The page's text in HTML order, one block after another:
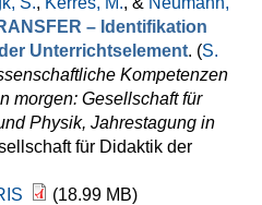
– Identifikation
Unterrichtselement. (S.
Kompetenzen
morgen: Gesellschaft für
Physik, Jahrestagung in
für Didaktik der
(18.99 MB)